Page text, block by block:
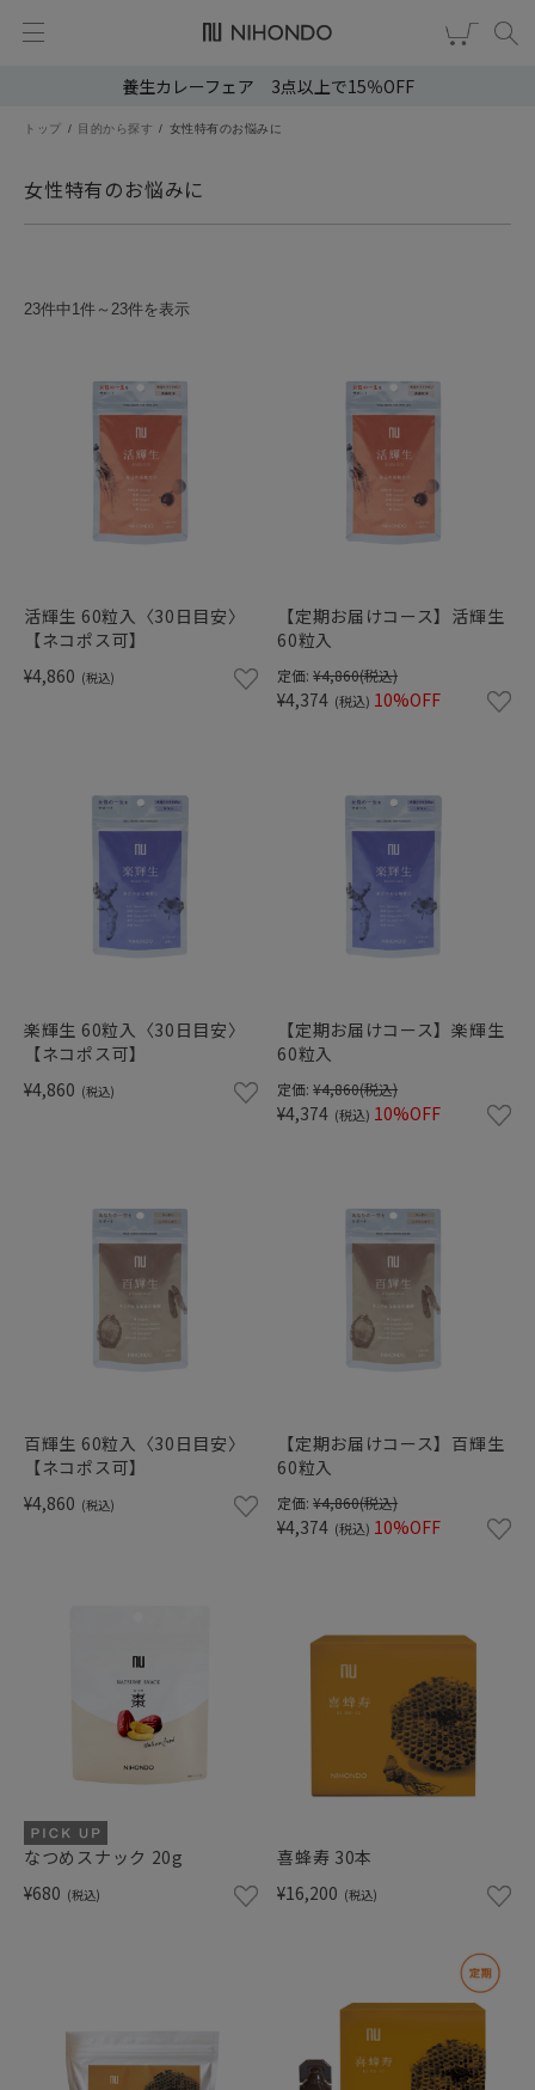
養生カレーフェア 3点以上で15％OFF
トップ 目的から探す 女性特有のお悩みに
女性特有のお悩みに
23件中1件～23件を表示
活輝生 60粒入〈30日目安〉
【ネコポス可】
¥4,860 (税込)
【定期お届けコース】活輝生
60粒入
定価: ¥4,860(税込)
¥4,374 (税込) 10%OFF
楽輝生 60粒入〈30日目安〉
【ネコポス可】
¥4,860 (税込)
【定期お届けコース】楽輝生
60粒入
定価: ¥4,860(税込)
¥4,374 (税込) 10%OFF
百輝生 60粒入〈30日目安〉
【ネコポス可】
¥4,860 (税込)
【定期お届けコース】百輝生
60粒入
定価: ¥4,860(税込)
¥4,374 (税込) 10%OFF
なつめスナック 20g
¥680 (税込)
喜蜂寿 30本
¥16,200 (税込)
新規会員登録 ログイン
ヘア・ボディケア
ブランドから選ぶ